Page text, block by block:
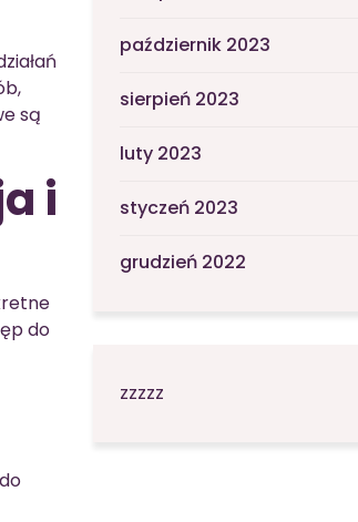
są
i
do
październik 2023
sierpień 2023
luty 2023
styczeń 2023
grudzień 2022
zzzzz